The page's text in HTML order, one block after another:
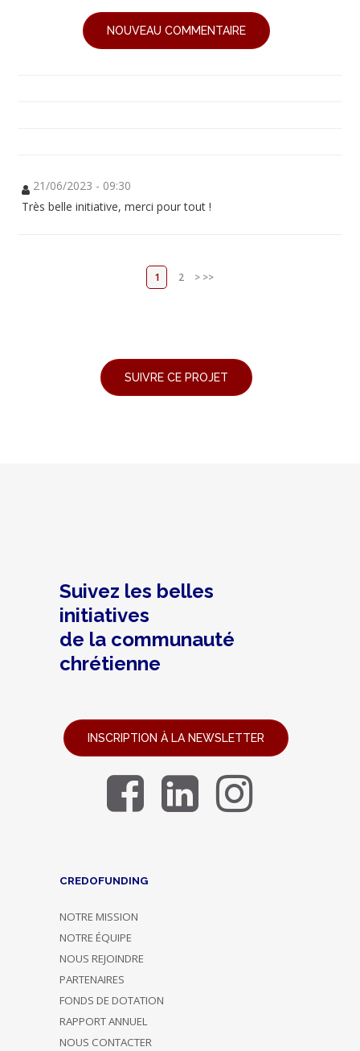
NOUVEAU COMMENTAIRE
21/06/2023 - 09:30
Très belle initiative, merci pour tout !
1 2 > >>
Suivez les belles
initiatives
de la communauté
chrétienne
INSCRIPTION À LA NEWSLETTER
CREDOFUNDING
NOTRE MISSION
NOTRE ÉQUIPE
NOUS REJOINDRE
PARTENAIRES
FONDS DE DOTATION
RAPPORT ANNUEL
NOUS CONTACTER